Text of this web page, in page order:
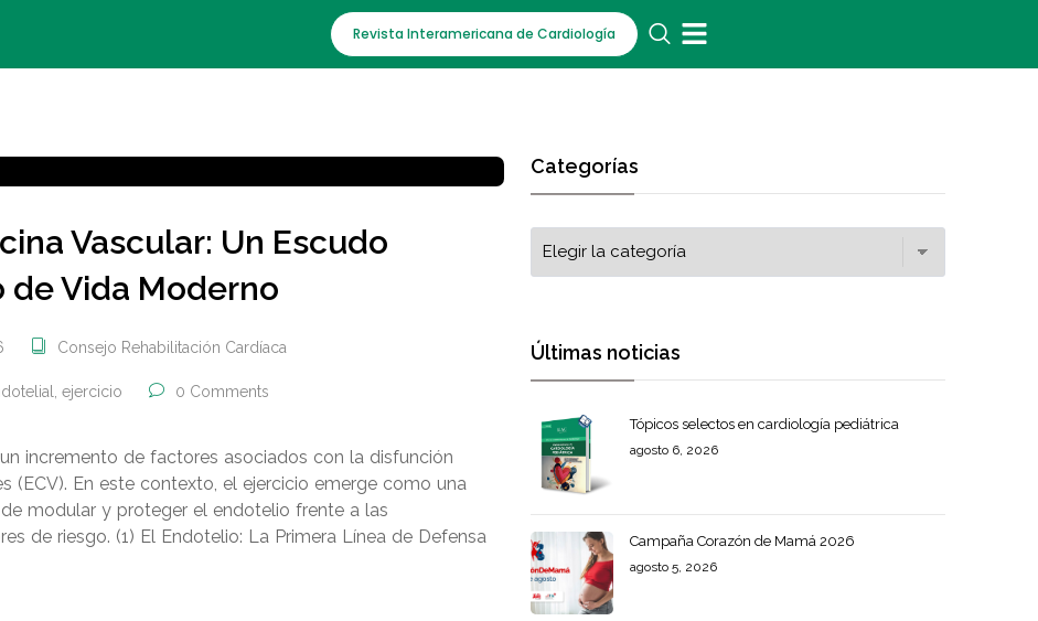
Revista Interamericana de Cardiología
Vascular: Un Escudo
Vida Moderno
Consejo Rehabilitación Cardíaca
ejercicio 0 Comments
incremento de factores asociados con la disfunción
(ECV). En este contexto, el ejercicio emerge como una
modular y proteger el endotelio frente a las
de riesgo. (1) El Endotelio: La Primera Línea de Defensa
Categorías
Últimas noticias
Tópicos selectos en cardiología pediátrica
agosto 6, 2026
Campaña Corazón de Mamá 2026
agosto 5, 2026